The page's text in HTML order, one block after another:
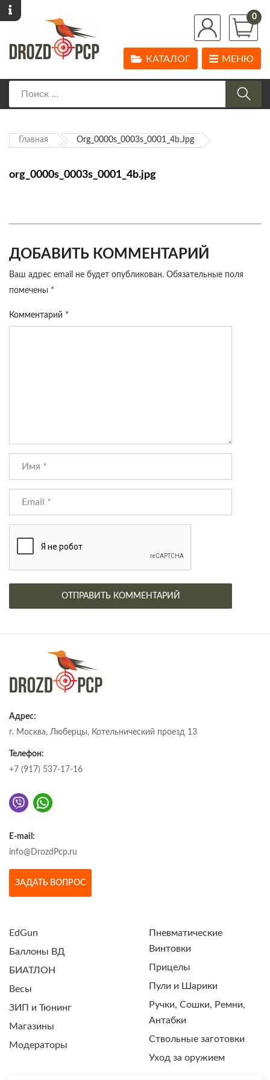
0
МЕНЮ
КАТАЛОГ
Главная Org_0000s_0003s_0001_4b.jpg
org_0000s_0003s_0001_4b.jpg
ДОБАВИТЬ КОММЕНТАРИЙ
Ваш адрес email не будет опубликован. Обязательные поля
помечены *
Комментарий *
Адрес:
г. Москва, Люберцы, Котельнический проезд 13
Телефон:
+7 (917) 537-17-16
E-mail:
info@DrozdPcp.ru
ЗАДАТЬ ВОПРОС
EdGun
Баллоны ВД
БИАТЛОН
Весы
ЗИП и Тюнинг
Магазины
Модераторы
Пневматические
Винтовки
Прицелы
Пули и Шарики
Ручки, Сошки, Ремни,
Антабки
Ствольные заготовки
Уход за оружием